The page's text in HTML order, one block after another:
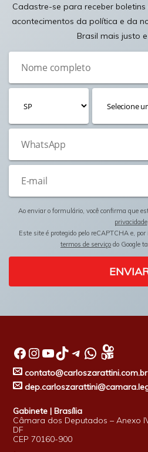
Cadastre-se para receber
acontecimentos da política e da
Brasil mais justo
Ao enviar o formulário, você confirma que
privacidade.
Este site é protegido pelo reCAPTCHA e, por
termos de serviço do Google
Facebook InstagramYoutube TikTok Telegram WhatsApp
contato@carloszarattini.com.br
Gabinete | Brasília
Câmara dos Deputados – Anexo
DF
CEP 70160-900